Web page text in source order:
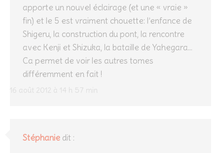
16 août 2012 à 14 h 57 min
apporte un nouvel éclairage (et une « vraie »
fin) et le 5 est vraiment chouette: l’enfance de
Shigeru, la construction du pont, la rencontre
avec Kenji et Shizuka, la bataille de Yahegara…
Ca permet de voir les autres tomes
différemment en fait !
Stéphanie dit :